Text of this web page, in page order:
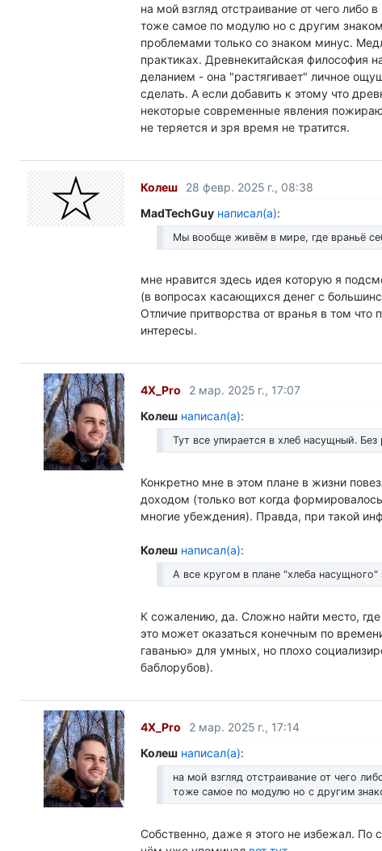
на мой взгляд отстраивание от чего
тоже самое по модулю но с другим
проблемами только со знаком минус.
практиках. Древнекитайская философия
деланием - она "растягивает" личное
сделать. А если добавить к этому что
некоторые современные явления
не теряется и зря время не тратится.
Колеш 28 февр. 2025 г., 08:38
MadTechGuy написал(а):
Мы вообще живём в мире, где враньё
мне нравится здесь идея которую я
(в вопросах касающихся денег с
Отличие притворства от вранья в том
интересы.
4X_Pro 2 мар. 2025 г., 17:07
Колеш написал(а):
Тут все упирается в хлеб насущный.
Конкретно мне в этом плане в жизни
доходом (только вот когда
многие убеждения). Правда, при такой
Колеш написал(а):
А все кругом в плане "хлеба насущного"
К сожалению, да. Сложно найти место,
это может оказаться конечным по
гаванью» для умных, но плохо
баблорубов).
4X_Pro 2 мар. 2025 г., 17:14
Колеш написал(а):
на мой взгляд отстраивание от чего
тоже самое по модулю но с другим
Собственно, даже я этого не избежал. По